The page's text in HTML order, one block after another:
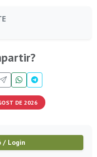
DE 2026
/ Login